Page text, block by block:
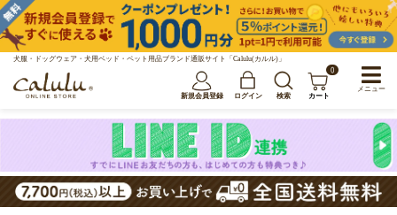
犬服・ドッグウェア・犬用ベッド・ペット用品ブランド通販サイト「Calulu(カルル)」
新規会員登録 ログイン 検索
0
カート
メニュー